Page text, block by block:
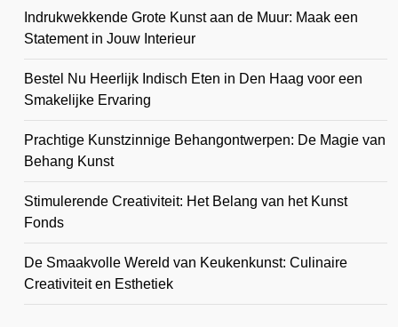
Indrukwekkende Grote Kunst aan de Muur: Maak een
Statement in Jouw Interieur
Bestel Nu Heerlijk Indisch Eten in Den Haag voor een
Smakelijke Ervaring
Prachtige Kunstzinnige Behangontwerpen: De Magie van
Behang Kunst
Stimulerende Creativiteit: Het Belang van het Kunst
Fonds
De Smaakvolle Wereld van Keukenkunst: Culinaire
Creativiteit en Esthetiek